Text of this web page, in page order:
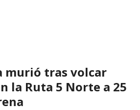
murió tras volcar
la Ruta 5 Norte a 25